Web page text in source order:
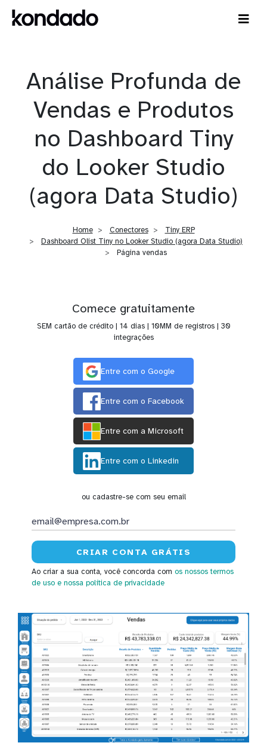
Análise Profunda de
Vendas e Produtos
no Dashboard Tiny
do Looker Studio
(agora Data Studio)
Home Conectores
Tiny ERP
Dashboard Olist Tiny no Looker Studio (agora Data Studio)
Página vendas
Comece gratuitamente
SEM cartão de crédito | 14 dias | 10MM de registros | 30
integrações
Entre com o Google
Entre com o Facebook
Entre com a Microsoft
Entre com o Linkedin
ou cadastre-se com seu email
Ao criar a sua conta, você concorda com os nossos termos
de uso e nossa política de privacidade